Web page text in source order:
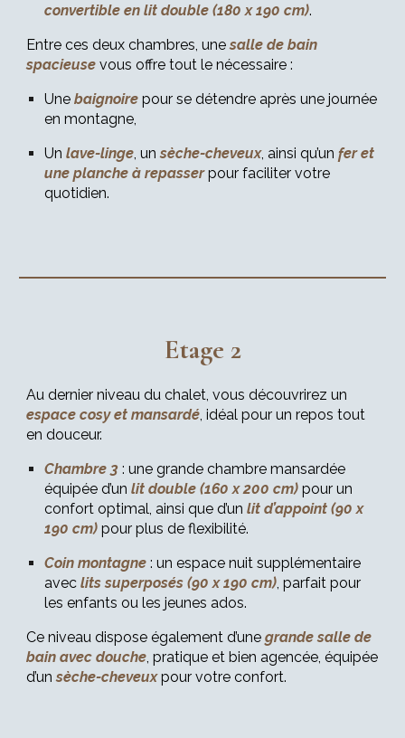
convertible en lit double (180 x 190 cm).
Entre ces deux chambres, unesalle de bain
spacieuse vous offre tout le nécessaire :
Unebaignoire pour se détendre après une journée
en montagne,
Unlave-linge , unsèche-cheveux, ainsi qu’unfer et
une planche à repasserpour faciliter votre
quotidien.
Etage 2
Au dernier niveau du chalet, vous découvrirez un
espace cosy et mansardé, idéal pour un repos tout
en douceur.
Chambre 3 : une grande chambre mansardée
équipée d’unlit double (160 x 200 cm) pour un
confort optimal, ainsi que d’unlit d’appoint (90 x
190 cm) pour plus de flexibilité.
Coin montagne : un espace nuit supplémentaire
aveclits superposés (90 x 190 cm), parfait pour
les enfants ou les jeunes ados.
Ce niveau dispose également d’unegrande salle de
bain avec douche, pratique et bien agencée, équipée
d’unsèche-cheveux pour votre confort.